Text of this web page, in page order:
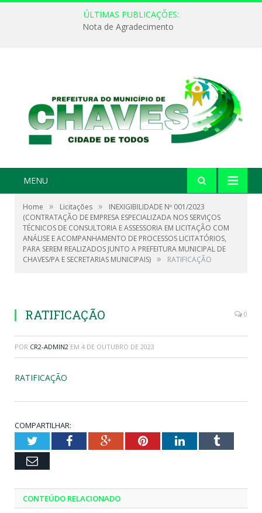
ÚLTIMAS PUBLICAÇÕES:
Nota de Agradecimento
MENU
Home » Licitações »
INEXIGIBILIDADE Nº 001/2023
(CONTRATAÇÃO DE EMPRESA ESPECIALIZADA NOS SERVIÇOS
TÉCNICOS DE CONSULTORIA E ASSESSORIA EM LICITAÇÃO COM
ANÁLISE E ACOMPANHAMENTO DE PROCESSOS LICITATÓRIOS,
PARA SEREM REALIZADOS JUNTO A PREFEITURA MUNICIPAL DE
CHAVES/PA E SECRETARIAS MUNICIPAIS) » RATIFICAÇÃO
RATIFICAÇÃO 0
POR CR2-ADMIN2 EM 4 DE OUTUBRO DE 2023
RATIFICAÇÃO
COMPARTILHAR:
TwitterFacebookGoogle+PinterestLinkedInTumblr
Email
CONTEÚDO RELACIONADO